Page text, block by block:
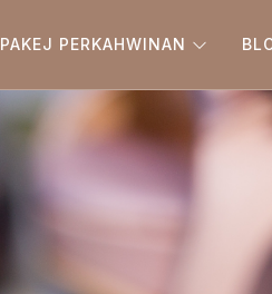
PAKEJ PERKAHWINAN